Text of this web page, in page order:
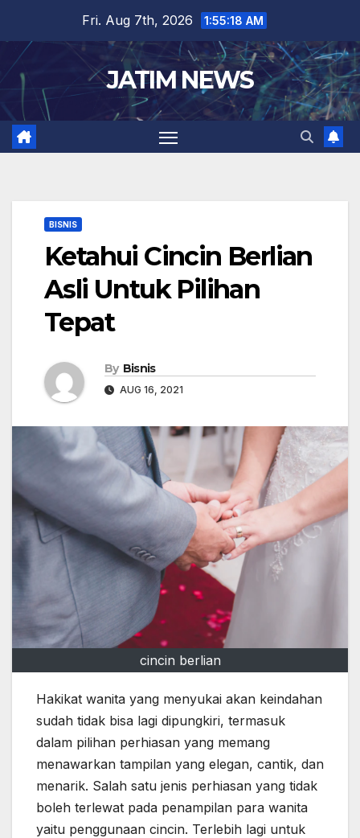
content
Fri. Aug 7th, 2026 1:55:19 AM
JATIM NEWS
BISNIS
Ketahui Cincin Berlian
Asli Untuk Pilihan
Tepat
By Bisnis
AUG 16, 2021
cincin berlian
Hakikat wanita yang menyukai akan keindahan
sudah tidak bisa lagi dipungkiri, termasuk
dalam pilihan perhiasan yang memang
menawarkan tampilan yang elegan, cantik, dan
menarik. Salah satu jenis perhiasan yang tidak
boleh terlewat pada penampilan para wanita
yaitu penggunaan cincin. Terlebih lagi untuk